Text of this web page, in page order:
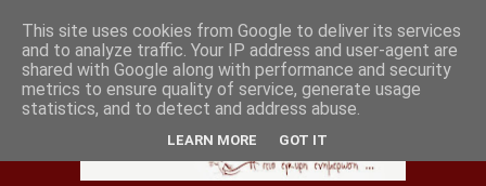
This site uses cookies from Google to deliver its services
and to analyze traffic. Your IP address and user-agent are
shared with Google along with performance and security
metrics to ensure quality of service, generate usage
statistics, and to detect and address abuse.
LEARN MORE GOT IT